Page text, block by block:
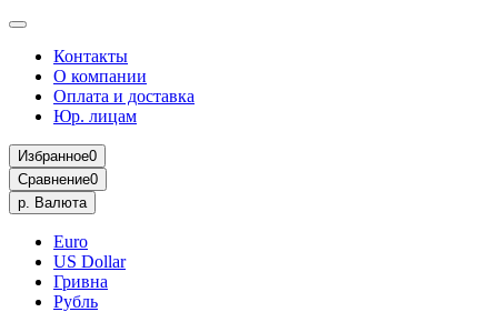
Контакты
О компании
Оплата и доставка
Юр. лицам
Избранное0
Сравнение0
р. Валюта
Euro
US Dollar
Гривна
Рубль